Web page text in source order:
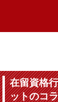
在留資格
ットのコ